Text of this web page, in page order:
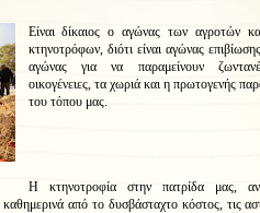
Είναι δίκαιος ο αγώνας των αγροτών
κτηνοτρόφων, διότι είναι αγώνας
αγώνας για να παραμείνουν
οικογένειες, τα χωριά και η πρωτογενής
του τόπου μας.
Η κτηνοτροφία στην πατρίδα μας,
καθημερινά από το δυσβάσταχτο κόστος, τις